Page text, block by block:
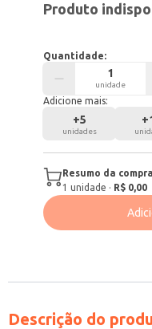
Produto
Quantidade:
unidade
Adicione mais:
+5
unidades
+
Resumo da
1 unidade · R$ 0,00
Descrição do